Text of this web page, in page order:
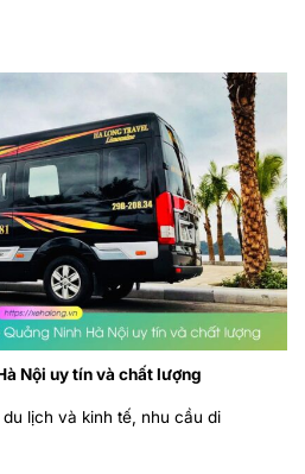
Nội uy tín và chất lượng
lịch và kinh tế, nhu cầu di